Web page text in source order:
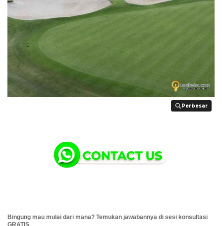
Perbesar
Perbesar
Bingung mau mulai dari mana? Temukan jawabannya di sesi konsultasi
GRATIS